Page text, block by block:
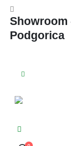
Showroom
Podgorica